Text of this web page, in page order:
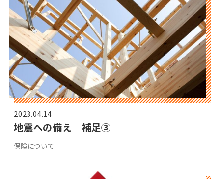
2023.04.14
地震への備え 補足③
保険について